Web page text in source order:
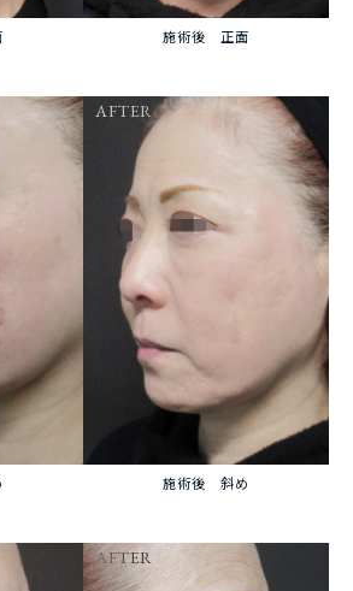
施術後 正面
AFTER
施術後 斜め
AFTER